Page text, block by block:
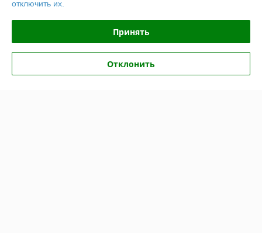
Доставка и оплата
График работы
Полная версия сайта
отключить их.
Принять
Отклонить